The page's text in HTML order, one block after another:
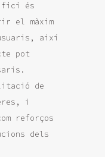
és
el màxim
així
pot
de
i
reforços
dels